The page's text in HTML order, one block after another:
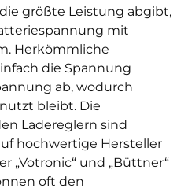
größte Leistung abgibt,
mit
Herkömmliche
die Spannung
ab, wodurch
bleibt. Die
Ladereglern sind
hochwertige Hersteller
„Votronic“ und „Büttner“
oft den